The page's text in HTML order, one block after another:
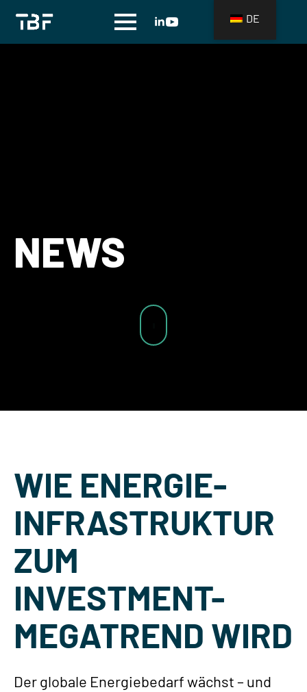
NEWS
WIE ENERGIE-
INFRASTRUKTUR
ZUM
INVESTMENT-
MEGATREND WIRD
Der globale Energiebedarf wächst – und
DE